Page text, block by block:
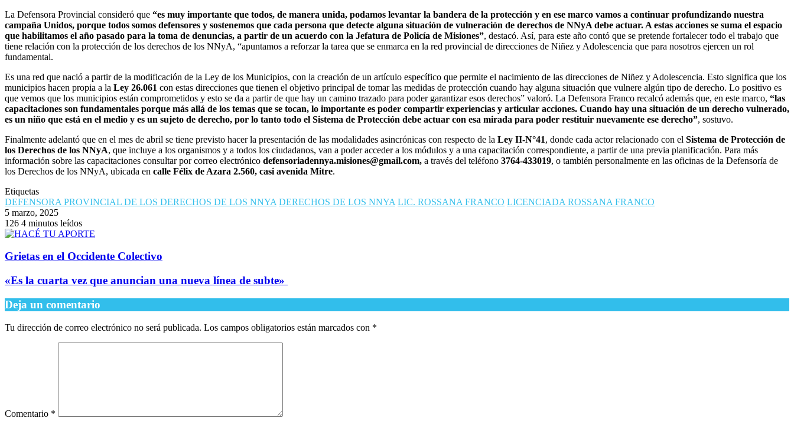
La Defensora Provincial consideró que “es muy importante que todos, de manera unida, podamos levantar la bandera de la protección y en ese marco vamos a continuar profundizando nuestra
campaña Unidos, porque todos somos defensores y sostenemos que cada persona que detecte alguna situación de vulneración de derechos de NNyA debe actuar. A estas acciones se suma el espacio
que habilitamos el año pasado para la toma de denuncias, a partir de un acuerdo con la Jefatura de Policía de Misiones”, destacó. Así, para este año contó que se pretende fortalecer todo el trabajo que
tiene relación con la protección de los derechos de los NNyA, “apuntamos a reforzar la tarea que se enmarca en la red provincial de direcciones de Niñez y Adolescencia que para nosotros ejercen un rol
fundamental.
Es una red que nació a partir de la modificación de la Ley de los Municipios, con la creación de un artículo específico que permite el nacimiento de las direcciones de Niñez y Adolescencia. Esto significa que los
municipios hacen propia a la Ley 26.061 con estas direcciones que tienen el objetivo principal de tomar las medidas de protección cuando hay alguna situación que vulnere algún tipo de derecho. Lo positivo es
que vemos que los municipios están comprometidos y esto se da a partir de que hay un camino trazado para poder garantizar esos derechos” valoró. La Defensora Franco recalcó además que, en este marco, “las
capacitaciones son fundamentales porque más allá de los temas que se tocan, lo importante es poder compartir experiencias y articular acciones. Cuando hay una situación de un derecho vulnerado,
es un niño que está en el medio y es un sujeto de derecho, por lo tanto todo el Sistema de Protección debe actuar con esa mirada para poder restituir nuevamente ese derecho”, sostuvo.
Finalmente adelantó que en el mes de abril se tiene previsto hacer la presentación de las modalidades asincrónicas con respecto de la Ley II-N°41, donde cada actor relacionado con el Sistema de Protección de
los Derechos de los NNyA, que incluye a los organismos y a todos los ciudadanos, van a poder acceder a los módulos y a una capacitación correspondiente, a partir de una previa planificación. Para más
información sobre las capacitaciones consultar por correo electrónico defensoriadennya.misiones@gmail.com, a través del teléfono 3764-433019, o también personalmente en las oficinas de la Defensoría de
los Derechos de los NNyA, ubicada en calle Félix de Azara 2.560, casi avenida Mitre.
Etiquetas
DEFENSORA PROVINCIAL DE LOS DERECHOS DE LOS NNYA DERECHOS DE LOS NNYA LIC. ROSSANA FRANCO LICENCIADA ROSSANA FRANCO
5 marzo, 2025
126 4 minutos leídos
Grietas en el Occidente Colectivo
​«Es la cuarta vez que anuncian una nueva línea de subte»
Deja un comentario
Tu dirección de correo electrónico no será publicada. Los campos obligatorios están marcados con *
Comentario *